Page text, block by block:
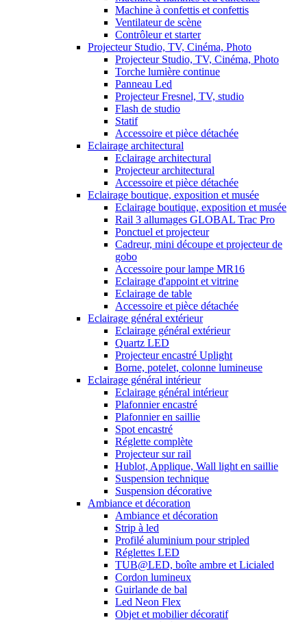
Machine à confettis et confettis
Ventilateur de scène
Contrôleur et starter
Projecteur Studio, TV, Cinéma, Photo
Projecteur Studio, TV, Cinéma, Photo
Torche lumière continue
Panneau Led
Projecteur Fresnel, TV, studio
Flash de studio
Statif
Accessoire et pièce détachée
Eclairage architectural
Eclairage architectural
Projecteur architectural
Accessoire et pièce détachée
Eclairage boutique, exposition et musée
Eclairage boutique, exposition et musée
Rail 3 allumages GLOBAL Trac Pro
Ponctuel et projecteur
Cadreur, mini découpe et projecteur de
gobo
Accessoire pour lampe MR16
Eclairage d'appoint et vitrine
Eclairage de table
Accessoire et pièce détachée
Eclairage général extérieur
Eclairage général extérieur
Quartz LED
Projecteur encastré Uplight
Borne, potelet, colonne lumineuse
Eclairage général intérieur
Eclairage général intérieur
Plafonnier encastré
Plafonnier en saillie
Spot encastré
Réglette complète
Projecteur sur rail
Hublot, Applique, Wall light en saillie
Suspension technique
Suspension décorative
Ambiance et décoration
Ambiance et décoration
Strip à led
Profilé aluminium pour stripled
Réglettes LED
TUB@LED, boîte ambre et Licialed
Cordon lumineux
Guirlande de bal
Led Neon Flex
Objet et mobilier décoratif